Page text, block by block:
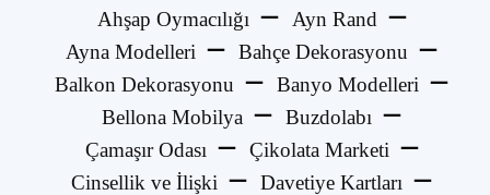
Ahşap Oymacılığı
Ayn Rand
Ayna Modelleri
Bahçe Dekorasyonu
Balkon Dekorasyonu
Banyo Modelleri
Bellona Mobilya
Buzdolabı
Çamaşır Odası
Çikolata Marketi
Cinsellik ve İlişki
Davetiye Kartları